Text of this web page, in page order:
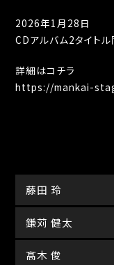
2026年1月28日
CDアルバム2タイト
詳細はコチラ
https://mankai-
藤田 玲
鎌苅 健太
髙木 俊